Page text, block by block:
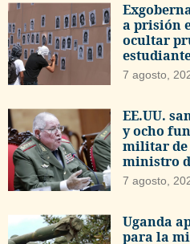
a prisión
ocultar
7 agosto,
EE.UU.
y ocho
militar de
ministro
7 agosto,
Uganda
para la